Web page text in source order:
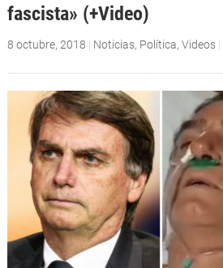
fascista» (+Video)
8 octubre, 2018 | Noticias, Política, Videos |